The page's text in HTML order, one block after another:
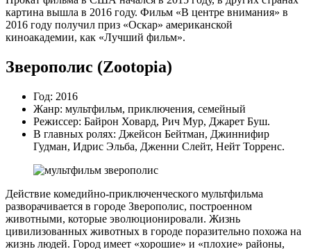
картина вышла в 2016 году. Фильм «В центре внимания» в
2016 году получил приз «Оскар» американской
киноакадемии, как «Лучший фильм».
Зверополис (Zootopia)
Год: 2016
Жанр: мультфильм, приключения, семейный
Режиссер: Байрон Ховард, Рич Мур, Джарет Буш.
В главных ролях: Джейсон Бейтман, Джиннифир
Гудман, Идрис Эльба, Дженни Слейт, Нейт Торренс.
Действие комедийно-приключенческого мультфильма
разворачивается в городе Зверополис, построенном
животными, которые эволюционировали. Жизнь
цивилизованных животных в городе поразительно похожа на
жизнь людей. Город имеет «хорошие» и «плохие» районы,